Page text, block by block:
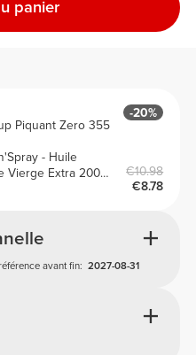
panier
Piquant Zero 355
- Huile
Vierge Extra 200
-20%
€10.98
€8.78
avant fin: 2027-08-31